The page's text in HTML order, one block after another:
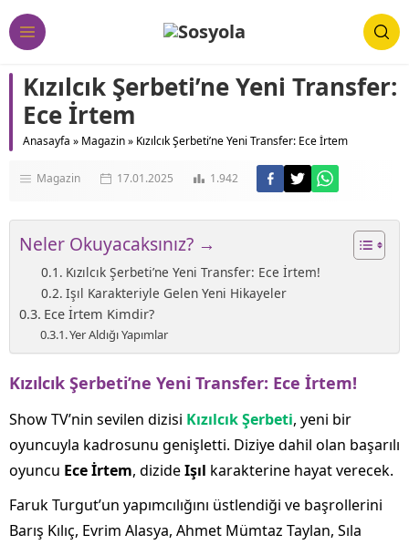
Kızılcık Şerbeti’ne Yeni Transfer:
Ece İrtem
Anasayfa » Magazin» Kızılcık Şerbeti’ne Yeni Transfer: Ece İrtem
Magazin 17.01.2025 1.942
Neler Okuyacaksınız? →
Kızılcık Şerbeti’ne Yeni Transfer: Ece İrtem!
Işıl Karakteriyle Gelen Yeni Hikayeler
Ece İrtem Kimdir?
Yer Aldığı Yapımlar
Kızılcık Şerbeti’ne Yeni Transfer: Ece İrtem!
Show TV’nin sevilen dizisi Kızılcık Şerbeti, yeni bir
oyuncuyla kadrosunu genişletti. Diziye dahil olan başarılı
oyuncu Ece İrtem, dizideIşıl karakterine hayat verecek.
Faruk Turgut’un yapımcılığını üstlendiği ve başrollerini
Barış Kılıç, Evrim Alasya, Ahmet Mümtaz Taylan, Sıla